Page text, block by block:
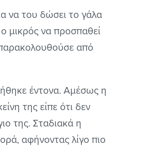
να του δώσει το γάλα
μικρός να προσπαθεί
από
έντονα. Αμέσως η
της είπε ότι δεν
της. Σταδιακά η
αφήνοντας λίγο πιο